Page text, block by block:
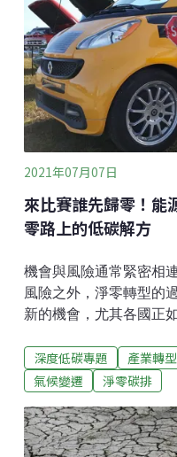
2021年07月07日
來比賽誰先歸零！能
零路上的低碳解方
機會與風險通常緊密相
風險之外，淨零轉型的
新的機會，尤其各國正
文將簡介台灣能源、產
逐」的過程中，將存在
Energy Institute針對全
險進行評比，台灣被列
深度低碳專題 產業轉型
氣候變遷
淨零碳排